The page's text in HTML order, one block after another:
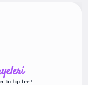
bilgiler!